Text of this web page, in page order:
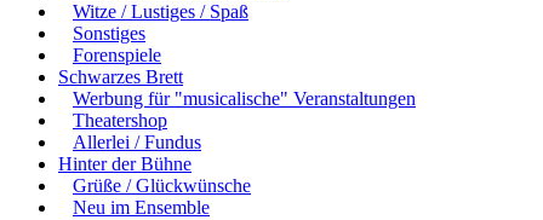
Witze / Lustiges / Spaß
Sonstiges
Forenspiele
Schwarzes Brett
Werbung für "musicalische" Veranstaltungen
Theatershop
Allerlei / Fundus
Hinter der Bühne
Grüße / Glückwünsche
Neu im Ensemble